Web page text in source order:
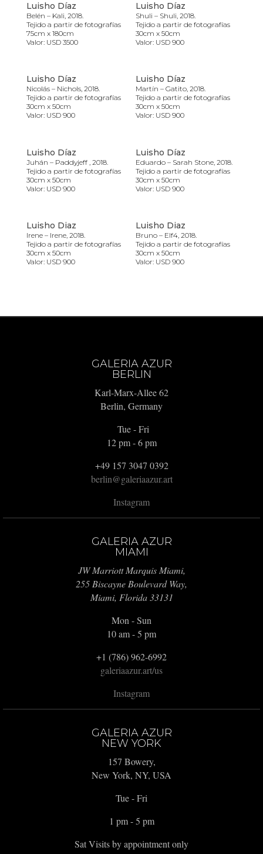
Luisho Díaz
Belén – Kali, 2018.
Tejido a partir de fotografías
75cm x 180cm
Valor: USD 3500
Luisho Díaz
Shuli – Shuli, 2018.
Tejido a partir de fotografías
30cm x 50cm
Valor: USD 900
Luisho Díaz
Nicolás – Nichols, 2018.
Tejido a partir de fotografías
30cm x 50cm
Valor: USD 900
Luisho Díaz
Martín – Gatito, 2018.
Tejido a partir de fotografías
30cm x 50cm
Valor: USD 900
Luisho Díaz
Juhán – Paddyjeff , 2018.
Tejido a partir de fotografías
30cm x 50cm
Valor: USD 900
Luisho Díaz
Eduardo – Sarah Stone, 2018.
Tejido a partir de fotografías
30cm x 50cm
Valor: USD 900
Luisho Diaz
Irene – Irene, 2018.
Tejido a partir de fotografías
30cm x 50cm
Valor: USD 900
Luisho Diaz
Bruno – Elf4, 2018.
Tejido a partir de fotografías
30cm x 50cm
Valor: USD 900
GALERIA AZUR
BERLIN
Karl-Marx-Allee 62
Berlin, Germany
Tue - Fri
12 pm - 6 pm
+49 157 3047 0392
berlin@galeriaazur.art
Instagram
GALERIA AZUR
MIAMI
JW Marriott Marquis Miami,
255 Biscayne Boulevard Way,
Miami, Florida 33131
Mon - Sun
10 am - 5 pm
+1 (786) 962-6992
galeriaazur.art/us
Instagram
GALERIA AZUR
NEW YORK
157 Bowery,
New York, NY, USA
Tue - Fri
1 pm - 5 pm
Sat Visits by appointment only